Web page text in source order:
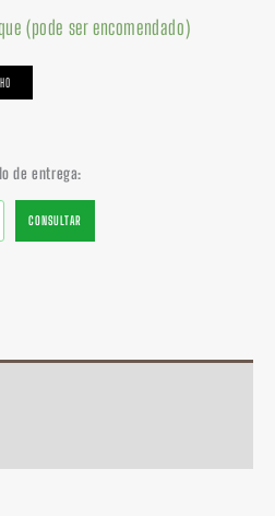
(pode ser encomendado)
de entrega:
CONSULTAR